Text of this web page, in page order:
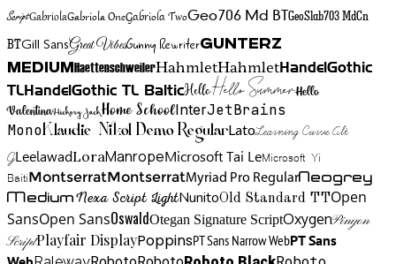
ScriptGabriolaGabriola OneGabriola TwoGeo706 Md BTGeoSlab703 MdCn
BTGill SansGreat VibesGunny RewriterGunterz
Medium HaettenschweilerHahmletHahmletHandelGothic
TLHandelGothic TL BalticHelloHello SummerHello
ValentinaHickory JackHome SchoolInterJetBrains
MonoKlaudie Nikol Demo RegularLatoLearning Curve Alt
GLeelawadLoraManropeMicrosoft Tai LeMicrosoft Yi
BaitiMontserratMontserratMyriad Pro RegularNeogrey
MediumNexa Script LightNunitoOld Standard TTOpen
SansOpen SansOswaldOtegan Signature ScriptOxygenPinyon
ScriptPlayfair DisplayPoppinsPT Sans Narrow WebPT Sans